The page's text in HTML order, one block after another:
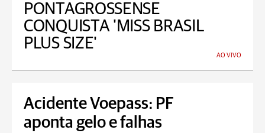
PONTAGROSSENSE
CONQUISTA 'MISS BRASIL
PLUS SIZE'
AO VIVO
Acidente Voepass: PF
aponta gelo e falhas